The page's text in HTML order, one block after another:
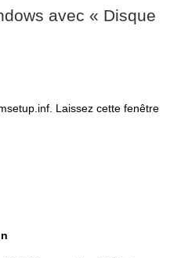
avec « Disque
Laissez cette fenêtre